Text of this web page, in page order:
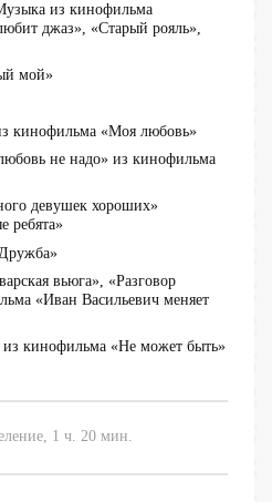
из кинофильма
джаз», «Старый рояль»,
мой»
кинофильма «Моя любовь»
не надо» из кинофильма
девушек хороших»
ребята»
вьюга», «Разговор
«Иван Васильевич меняет
кинофильма «Не может быть»
1 ч. 20 мин.